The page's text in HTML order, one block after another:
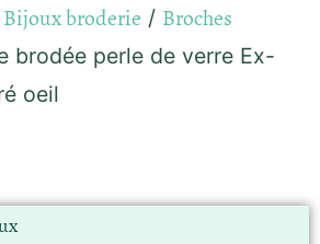
Bijoux broderie / Broches
brodée perle de verre Ex-
oeil